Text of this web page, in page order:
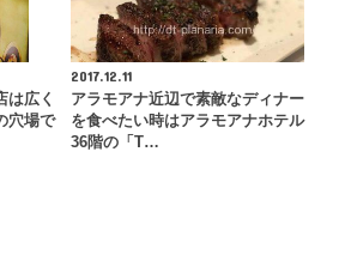
は広く
穴場で
2017.12.11
アラモアナ近辺で素敵なディナー
を食べたい時はアラモアナホテル
36階の「T…